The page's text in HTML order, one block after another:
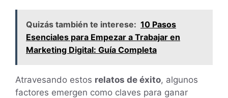
Quizás también te interese: 10 Pasos
Esenciales para Empezar a Trabajar en
Marketing Digital: Guía Completa
Atravesando estos relatos de éxito, algunos
factores emergen como claves para ganar